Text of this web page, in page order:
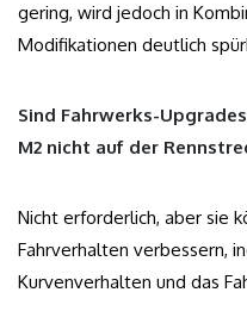
gering, wird jedoch in
Modifikationen deutlich
Sind Fahrwerks-
M2 nicht auf der
Nicht erforderlich, aber sie
Fahrverhalten verbessern,
Kurvenverhalten und das